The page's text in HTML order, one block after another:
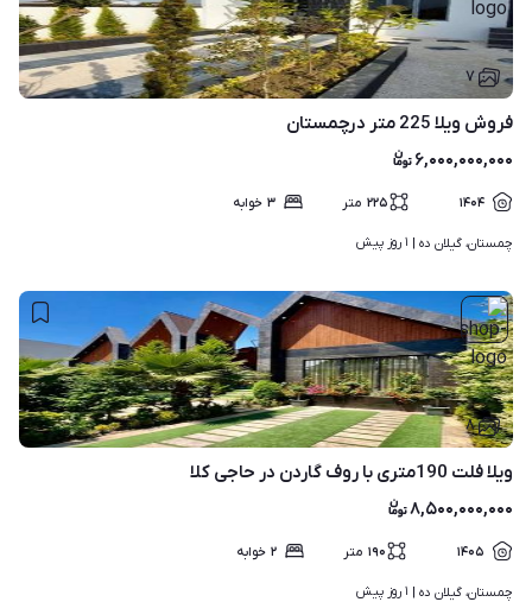
۷
فروش ویلا 225 متر درچمستان
۶,۰۰۰,۰۰۰,۰۰۰
۱۴۰۴ ۲۲۵ متر ۳ خوابه
چمستان، گیلان ده | ۱ روز پیش
۸
ویلا فلت 190متری با روف گاردن در حاجی کلا
۸,۵۰۰,۰۰۰,۰۰۰
۱۴۰۵ ۱۹۰ متر ۲ خوابه
چمستان، گیلان ده | ۱ روز پیش